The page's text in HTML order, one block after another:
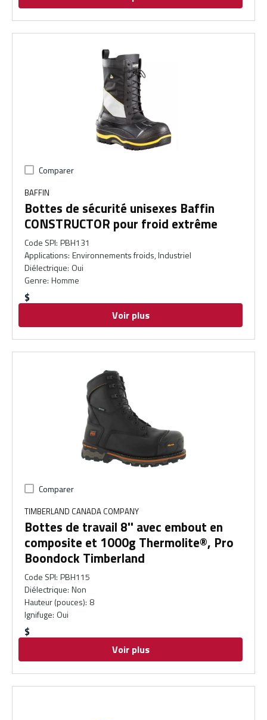
Comparer
BAFFIN
Bottes de sécurité unisexes Baffin
CONSTRUCTOR pour froid extrême
Code SPI: PBH131
Applications: Environnements froids, Industriel
Diélectrique: Oui
Genre: Homme
$
Voir plus
Comparer
TIMBERLAND CANADA COMPANY
Bottes de travail 8'' avec embout en
composite et 1000g Thermolite®, Pro
Boondock Timberland
Code SPI: PBH115
Diélectrique: Non
Hauteur (pouces): 8
Ignifuge: Oui
$
Voir plus